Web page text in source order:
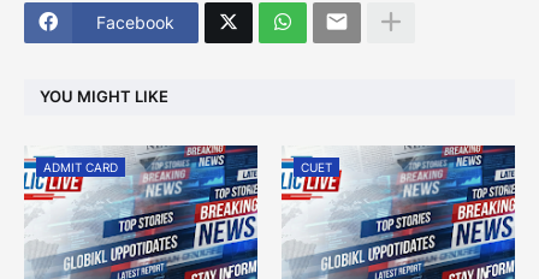
Facebook
YOU MIGHT LIKE
ADMIT CARD CUET